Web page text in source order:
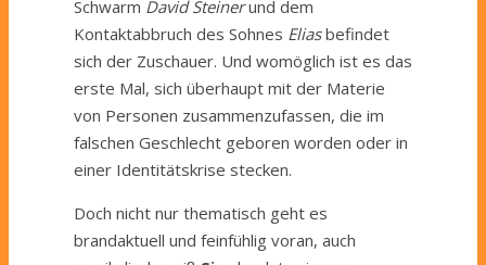
Schwarm David Steinerund dem
Kontaktabbruch des Sohnes Eliasbefindet
sich der Zuschauer. Und womöglich ist es das
erste Mal, sich überhaupt mit der Materie
von Personen zusammenzufassen, die im
falschen Geschlecht geboren worden oder in
einer Identitätskrise stecken.
Doch nicht nur thematisch geht es
brandaktuell und feinfühlig voran, auch